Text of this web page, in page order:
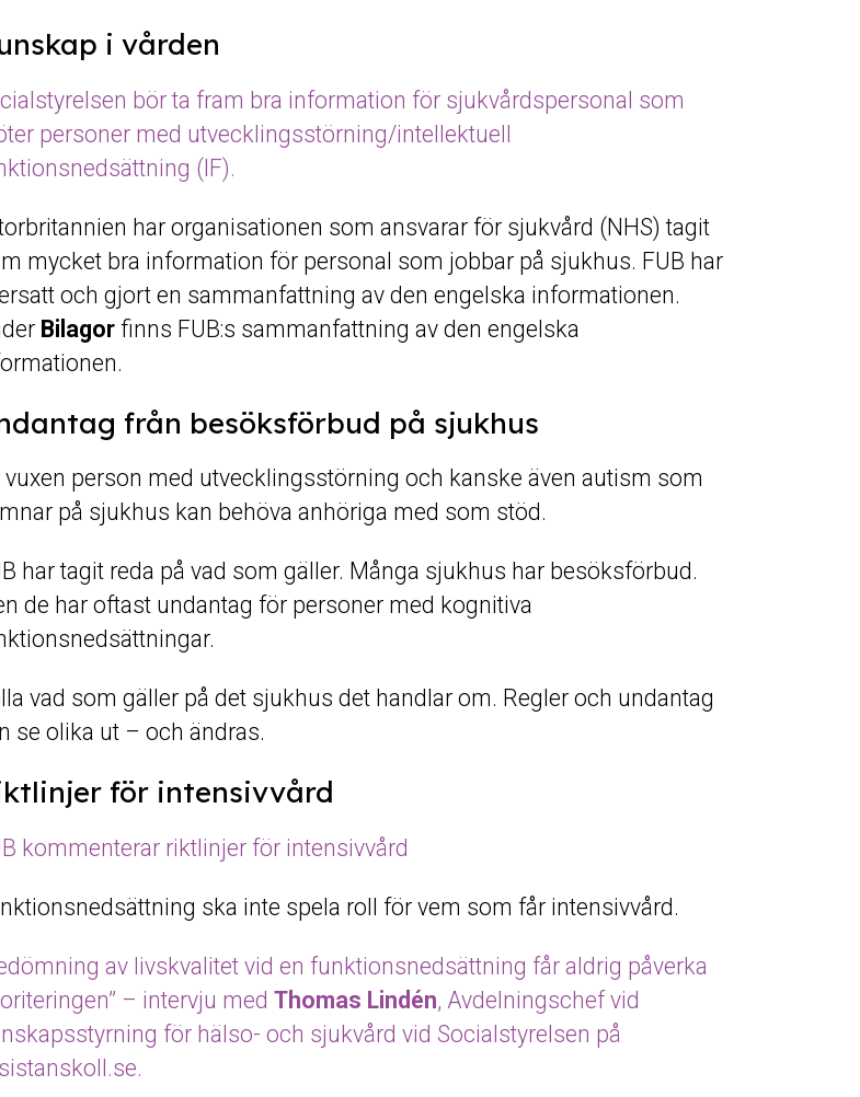
i vården
bör ta fram bra information för sjukvårdspersonal som
personer med utvecklingsstörning/intellektuell
(IF).
har organisationen som ansvarar för sjukvård (NHS) tagit
mycket bra information för personal som jobbar på sjukhus. FUB har
och gjort en sammanfattning av den engelska informationen.
Bilagor finns FUB:s sammanfattning av den engelska
från besöksförbud på sjukhus
vuxen person med utvecklingsstörning och kanske även autism som
på sjukhus kan behöva anhöriga med som stöd.
har tagit reda på vad som gäller. Många sjukhus har besöksförbud.
de har oftast undantag för personer med kognitiva
vad som gäller på det sjukhus det handlar om. Regler och undantag
se olika ut – och ändras.
för intensivvård
kommenterar riktlinjer för intensivvård
ska inte spela roll för vem som får intensivvård.
av livskvalitet vid en funktionsnedsättning får aldrig påverka
– intervju medThomas Lindén, Avdelningschef vid
för hälso- och sjukvård vid Socialstyrelsen på